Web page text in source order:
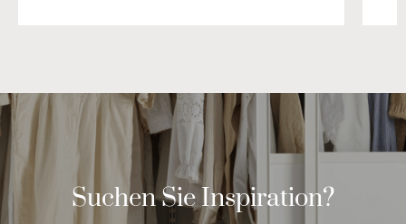
Suchen Sie Inspiration?